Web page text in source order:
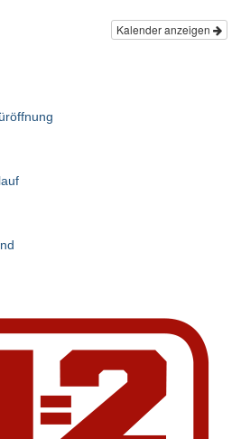
Kalender anzeigen